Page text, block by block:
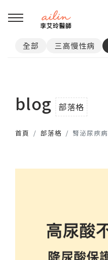
回主選單
門診時間表
民安中醫診所
全部 三高慢性病
blog 部落格
首頁 部落格 腎泌尿疾病